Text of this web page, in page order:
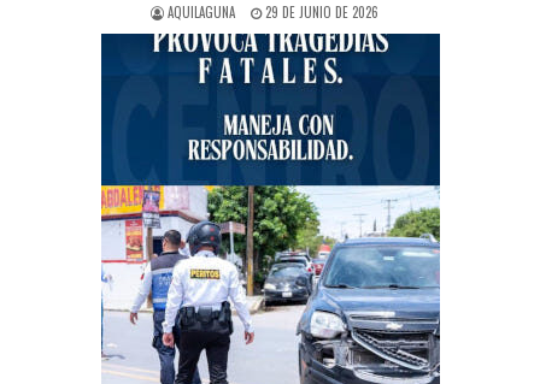
AQUILAGUNA 29 DE JUNIO DE 2026